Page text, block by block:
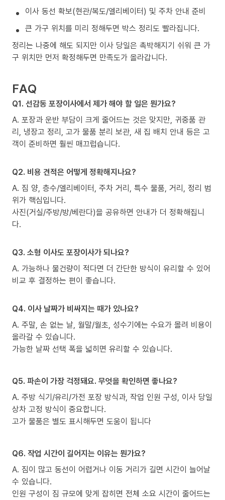
이사 동선 확보(현관/복도/엘리베이터) 및 주차 안내 준비
큰 가구 위치를 미리 정해두면 박스 정리도 빨라집니다.
정리는 나중에 해도 되지만 이사 당일은 촉박해지기 쉬워 큰 가
구 위치만 먼저 확정해두면 만족도가 올라갑니다.
FAQ
Q1. 선감동 포장이사에서 제가 해야 할 일은 뭔가요?
A. 포장과 운반 부담이 크게 줄어드는 것은 맞지만, 귀중품 관
리, 냉장고 정리, 고가 물품 분리 보관, 새 집 배치 안내 등은 고
객이 준비하면 훨씬 매끄럽습니다.
Q2. 비용 견적은 어떻게 정확해지나요?
A. 짐 양, 층수/엘리베이터, 주차 거리, 특수 물품, 거리, 정리 범
위가 핵심입니다.
사진(거실/주방/방/베란다)을 공유하면 안내가 더 정확해집니
다.
Q3. 소형 이사도 포장이사가 되나요?
A. 가능하나 물건량이 적다면 더 간단한 방식이 유리할 수 있어
비교 후 결정하는 편이 좋습니다.
Q4. 이사 날짜가 비싸지는 때가 있나요?
A. 주말, 손 없는 날, 월말/월초, 성수기에는 수요가 몰려 비용이
올라갈 수 있습니다.
가능한 날짜 선택 폭을 넓히면 유리할 수 있습니다.
Q5. 파손이 가장 걱정돼요. 무엇을 확인하면 좋나요?
A. 주방 식기/유리/가전 포장 방식과, 작업 인원 구성, 이사 당일
상차 고정 방식이 중요합니다.
고가 물품은 별도 표시해두면 도움이 됩니다
Q6. 작업 시간이 길어지는 이유는 뭔가요?
A. 짐이 많고 동선이 어렵거나 이동 거리가 길면 시간이 늘어날
수 있습니다.
인원 구성이 짐 규모에 맞게 잡히면 전체 소요 시간이 줄어드는